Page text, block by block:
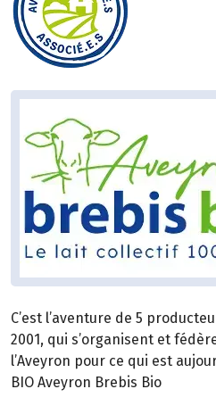
C’est l’aventure de 5
2001, qui s’organisent et
l’Aveyron pour ce qui est
BIO Aveyron Brebis Bio